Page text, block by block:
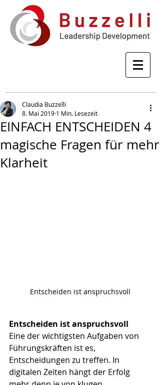
EINFACH ENTSCHEIDEN 4
magische Fragen für mehr
Klarheit
Claudia Buzzelli
8. Mai 2019 1 Min. Lesezeit
Entscheiden ist anspruchsvoll
Entscheiden ist anspruchsvoll
Eine der wichtigsten Aufgaben von
Führungskräften ist es,
Entscheidungen zu treffen. In
digitalen Zeiten hängt der Erfolg